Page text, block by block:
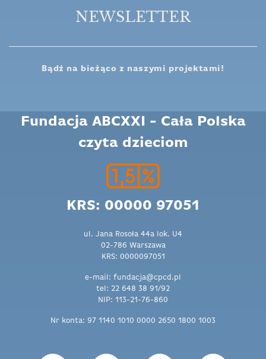
NEWSLETTER
Bądź na bieżąco z naszymi projektami!
Fundacja ABCXXI - Cała Polska
czyta dzieciom
KRS: 00000 97051
ul. Jana Rosoła 44a lok. U4
02-786 Warszawa
KRS: 0000097051
e-mail: fundacja@cpcd.pl
tel: 22 648 38 91/92
NIP: 113-21-76-860
Nr konta: 97 1140 1010 0000 2650 1800 1003